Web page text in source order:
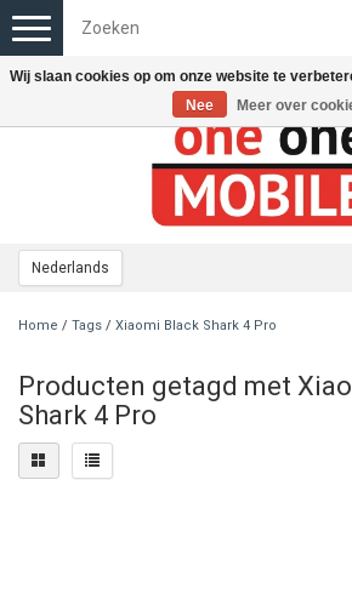
Nederlands
Toggle
navigation
Home / Tags / Xiaomi Black Shark 4 Pro
Producten getagd met
Shark 4 Pro
Wij slaan cookies op om onze website te
Nee
Meer over